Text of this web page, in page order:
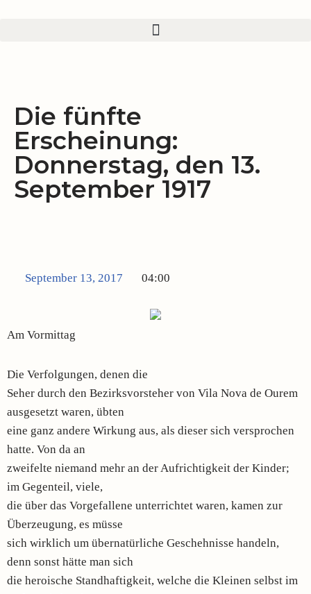
Die fünfte
Erscheinung:
Donnerstag, den 13.
September 1917
September 13, 2017 04:00
Am Vormittag
Die Verfolgungen, denen die
Seher durch den Bezirksvorsteher von Vila Nova de Ourem
ausgesetzt waren, übten
eine ganz andere Wirkung aus, als dieser sich versprochen
hatte. Von da an
zweifelte niemand mehr an der Aufrichtigkeit der Kinder;
im Gegenteil, viele,
die über das Vorgefallene unterrichtet waren, kamen zur
Überzeugung, es müsse
sich wirklich um übernatürliche Geschehnisse handeln,
denn sonst hätte man sich
die heroische Standhaftigkeit, welche die Kleinen selbst im